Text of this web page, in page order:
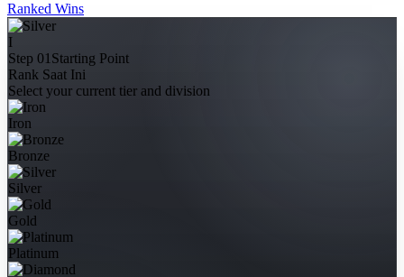
Ranked Wins
I
Step 01 Starting Point
Rank Saat Ini
Select your current tier and division
Iron
Bronze
Silver
Gold
Platinum